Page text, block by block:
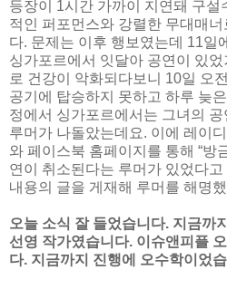
등장이 1시간 가까이 지연돼 구설
적인 퍼포먼스와 강렬한 무대매
다. 문제는 이후 행보였는데 11일
싱가포르에서 잇달아 공연이 있
로 건강이 악화되다보니 10일 오
공기에 탑승하지 못하고 하루 늦
정에서 싱가포르에서는 그녀의
루머가 나돌았는데요. 이에 레이
와 페이스북 홈페이지를 통해 “방
연이 취소된다는 루머가 있었다
내용의 글을 게재해 루머를 해명
오늘 소식 잘 들었습니다. 지금까
선영 작가였습니다. 이슈앤피플
다. 지금까지 진행에 오수학이었